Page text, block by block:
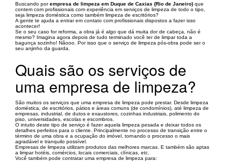
Buscando porempresa de limpeza em Duque de Caxias (Rio de Janeiro) que
contem com profissionais com experiência em serviços de limpeza de todo o tipo,
seja limpeza doméstica como também limpeza de escritórios?
A gente te ajuda a entrar em contato com profissionais dispostos a fazer isso
acontecer!
Se o seu caso for reforma, a obra já é algo que dá muita dor de cabeça, não é
mesmo? Imagina agora depois de tudo terminado você ter de limpar toda a
bagunça sozinho! Nãooo. Por isso que o serviço de limpeza pós-obra pode ser o
seu anjinho da guarda.
Quais são os serviços de
uma empresa de limpeza?
São muitos os serviços que uma empresa de limpeza pode prestar. Desde limpeza
doméstica, de escritórios, pátios e áreas comuns (de condomínios), até limpeza de
empresas, industrial, de dutos e exaustores, cozinhas industriais, polimento do
piso, universidades, escolas e escombros.
O intuito deste tipo de serviço é fazer aquela limpeza pesada e deixar todos os
detalhes perfeitos para o cliente. Principalmente no processo de transição entre o
término de uma obra e a ocupação do imóvel, tornando o processo o mais
agradável e tranquilo possível.
Empresas de limpeza utilizam produtos das melhores marcas. E também são aptas
a limpar hotéis, comércios, locais comerciais, clínicas, etc.
Você também pode contratar uma empresa de limpeza para: